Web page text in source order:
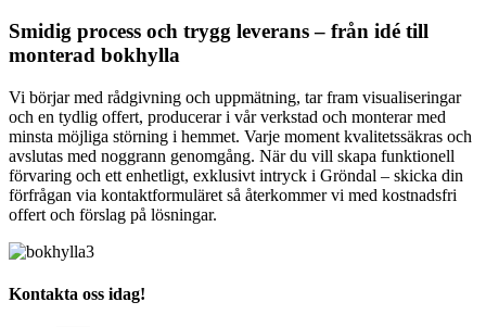
Smidig process och trygg leverans – från idé till
monterad bokhylla
Vi börjar med rådgivning och uppmätning, tar fram visualiseringar
och en tydlig offert, producerar i vår verkstad och monterar med
minsta möjliga störning i hemmet. Varje moment kvalitetssäkras och
avslutas med noggrann genomgång. När du vill skapa funktionell
förvaring och ett enhetligt, exklusivt intryck i Gröndal – skicka din
förfrågan via kontaktformuläret så återkommer vi med kostnadsfri
offert och förslag på lösningar.
Kontakta oss idag!